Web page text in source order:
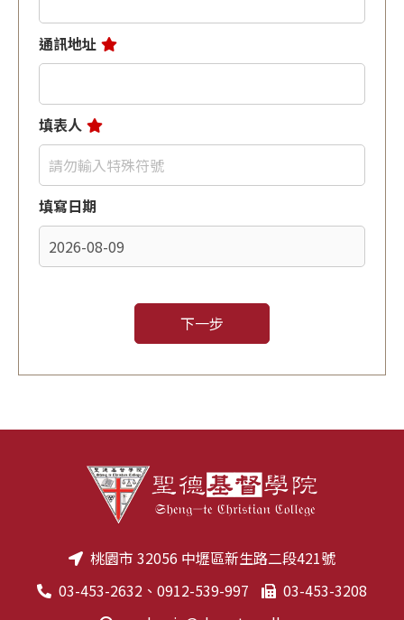
通訊地址
填表人
填寫日期
下一步
桃園市 32056 中壢區新生路二段421號
03-453-2632 、 0912-539-997
03-453-3208